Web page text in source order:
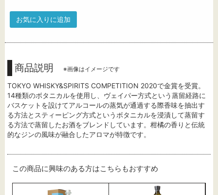
お気に入りに追加
商品説明 ※画像はイメージです
TOKYO WHISKY&SPIRITS COMPETITION 2020で金賞を受賞。
14種類のボタニカルを使用し、ヴェイパー方式という蒸留経路に
バスケットを設けてアルコールの蒸気が通過する際香味を抽出す
る方法とスティーピング方式というボタニカルを浸漬して蒸留す
る方法で蒸留したお酒をブレンドしています。柑橘の香りと伝統
的なジンの風味が融合したアロマが特徴です。
この商品に興味のある方はこちらもおすすめ